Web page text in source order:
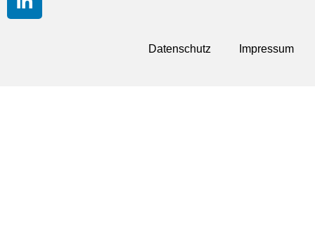
Datenschutz Impressum